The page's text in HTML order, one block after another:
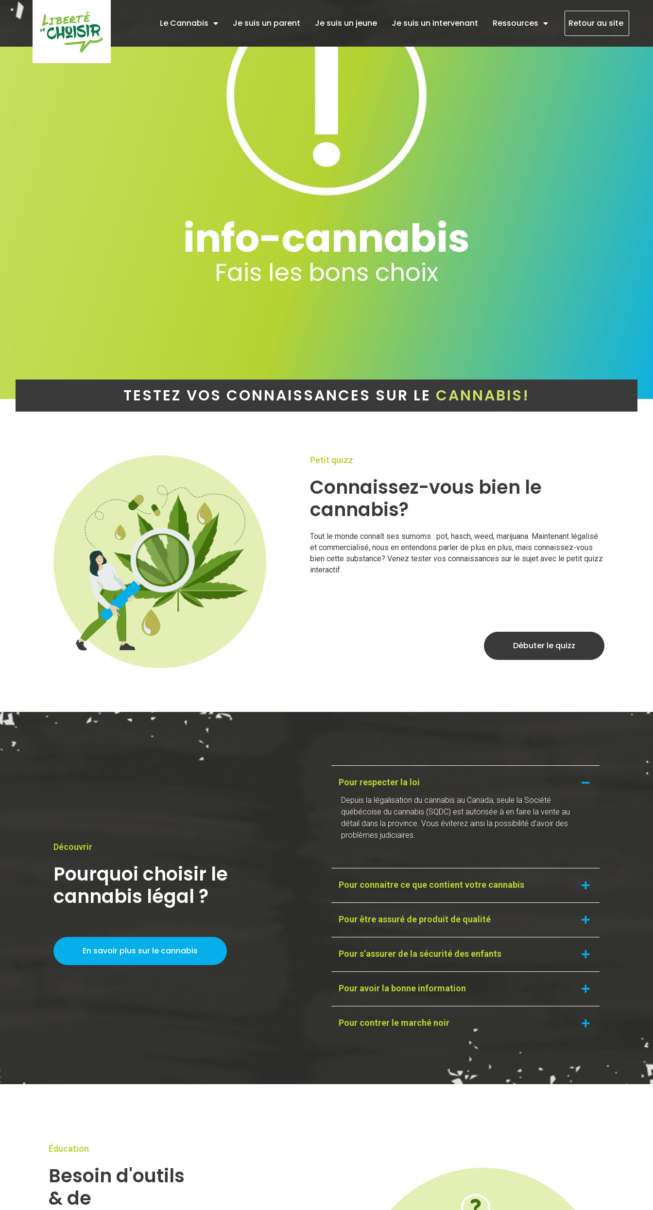
Le Cannabis Je suis un parent Je suis un jeune Je suis un intervenant Ressources Retour au site
info-cannabis
Fais les bons choix
TESTEZ VOS CONNAISSANCES SUR LE CANNABIS!
Petit quizz
Connaissez-vous bien le
cannabis?
Tout le monde connaît ses surnoms : pot, hasch, weed, marijuana. Maintenant légalisé
et commercialisé, nous en entendons parler de plus en plus, mais connaissez-vous
bien cette substance? Venez tester vos connaissances sur le sujet avec le petit quizz
interactif.
Débuter le quizz
Découvrir
Pourquoi choisir le
cannabis légal ?
En savoir plus sur le cannabis
Pour respecter la loi
Depuis la légalisation du cannabis au Canada, seule la Société
québécoise du cannabis (SQDC) est autorisée à en faire la vente au
détail dans la province. Vous éviterez ainsi la possibilité d’avoir des
problèmes judiciaires.
Pour connaitre ce que contient votre cannabis
Pour être assuré de produit de qualité
Pour s’assurer de la sécurité des enfants
Pour avoir la bonne information
Pour contrer le marché noir
Éducation
Besoin d'outils
& de